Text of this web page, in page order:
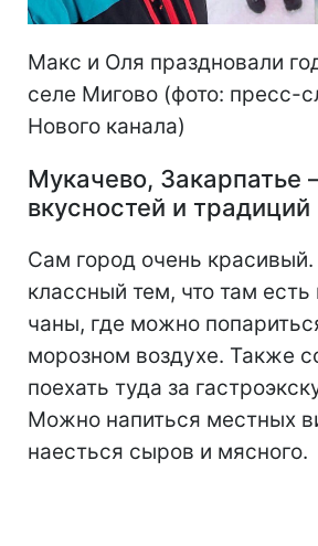
Макс и Оля праздновали
селе Мигово (фото: пресс-
Нового канала)
Мукачево, Закарпатье
вкусностей и традиций
Сам город очень
классный тем, что там есть
чаны, где можно
морозном воздухе. Также
поехать туда за
Можно напиться местных
наесться сыров и мясного.